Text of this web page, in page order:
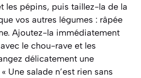
les pépins, puis taillez-la de la
vos autres légumes : râpée
Ajoutez-la immédiatement
le chou-rave et les
délicatement une
Une salade n’est rien sans